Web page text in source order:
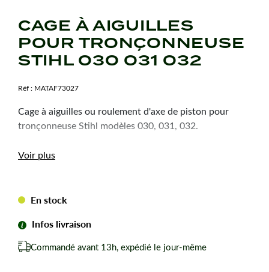
CAGE À AIGUILLES
POUR TRONÇONNEUSE
STIHL 030 031 032
Réf : MATAF73027
Cage à aiguilles ou roulement d'axe de piston pour
tronçonneuse Stihl modèles 030, 031, 032.
Voir plus
En stock
Infos livraison
Commandé avant 13h, expédié le jour-même